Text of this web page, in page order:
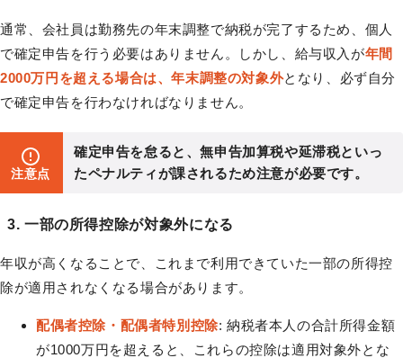
通常、会社員は勤務先の年末調整で納税が完了するため、個人
で確定申告を行う必要はありません。しかし、給与収入が年間
2000万円を超える場合は、年末調整の対象外となり、必ず自分
で確定申告を行わなければなりません。
注意点
確定申告を怠ると、無申告加算税や延滞税といっ
たペナルティが課されるため注意が必要です。
3. 一部の所得控除が対象外になる
年収が高くなることで、これまで利用できていた一部の所得控
除が適用されなくなる場合があります。
配偶者控除・配偶者特別控除: 納税者本人の合計所得金額
が1000万円を超えると、これらの控除は適用対象外とな